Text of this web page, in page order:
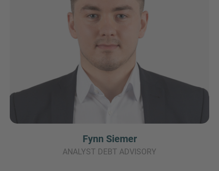
Fynn Siemer
ANALYST DEBT ADVISORY